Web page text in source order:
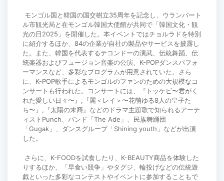
モンゴル国と韓国の国交樹立35周年を記念し、ウランバート
ル市観光局と在モンゴル韓国大使館が共同で「韓国文化・観
光の日2025」を開催した。本イベントではチョルラドを特別
に紹介するほか、84の企業が自社の製品やサービスを披露し
た。また、韓国を代表するテコンドーの演武、伝統舞踊、伝
統楽器およびフュージョン音楽の公演、K-POPダンスパフォ
ーマンスなど、多彩なプログラムが用意されていた。さら
に、K-POP歌手によるモンゴルのファンのための大規模なコ
ンサートも行われた。コンサートには、『トッケビ〜君がく
れた愛しい日々〜』,『麗＜レイ＞〜花萌ゆる8人の皇子た
ち〜』,『太陽の末裔』などのドラマ主題歌で知られるアーテ
ィストPunch、バンド「The Ade」、民族舞踊団
「Gugak」、ダンスグループ「Shining youth」などが出演
した。
さらに、K-FOODを試食したり、K-BEAUTY商品を体験した
りするほか、「早食い競争」やタグジ、輪投げなどの伝統遊
戯といった多彩なコンテストやイベントに参加することもで